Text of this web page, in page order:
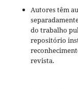
Autores têm
do trabalho
repositório
revista.